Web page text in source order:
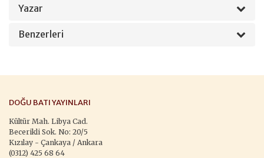
Yazar
Benzerleri
DOĞU BATI YAYINLARI
Kültür Mah. Libya Cad.
Becerikli Sok. No: 20/5
Kızılay - Çankaya / Ankara
(0312) 425 68 64